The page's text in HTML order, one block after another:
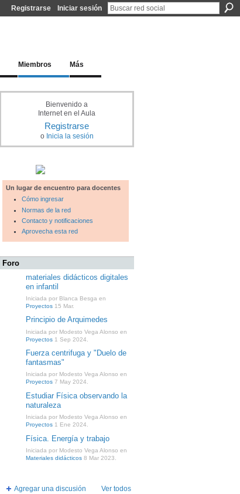
Registrarse Iniciar sesión
Miembros Más
Bienvenido a
Internet en el Aula
Registrarse
o Inicia la sesión
Un lugar de encuentro para docentes
Cómo ingresar
Normas de la red
Contacto y notificaciones
Aprovecha esta red
Foro
materiales didácticos digitales
en infantil
Iniciada por Blanca Besga en
Proyectos 15 Mar.
Principio de Arquimedes
Iniciada por Modesto Vega Alonso en
Proyectos 1 Sep 2024.
Fuerza centrifuga y "Duelo de
fantasmas"
Iniciada por Modesto Vega Alonso en
Proyectos 7 May 2024.
Estudiar Física observando la
naturaleza
Iniciada por Modesto Vega Alonso en
Proyectos 1 Ene 2024.
Física. Energía y trabajo
Iniciada por Modesto Vega Alonso en
Materiales didácticos 8 Mar 2023.
Agregar una discusión Ver todos